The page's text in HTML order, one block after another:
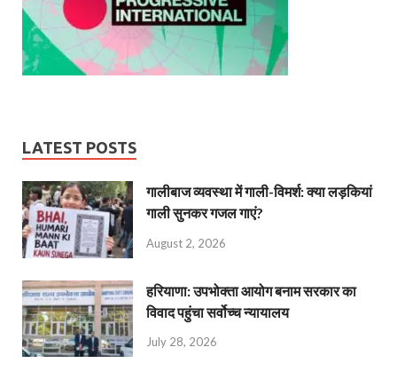
LATEST POSTS
गालीबाज व्‍यवस्‍था में गाली-विमर्श: क्या लड़कियां
गाली सुनकर गजल गाएं?
August 2, 2026
हरियाणा: उपभोक्ता आयोग बनाम सरकार का
विवाद पहुंचा सर्वोच्च न्यायालय
July 28, 2026